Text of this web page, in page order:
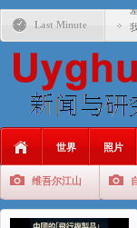
Last Minute
世界 照片
维吾尔江山